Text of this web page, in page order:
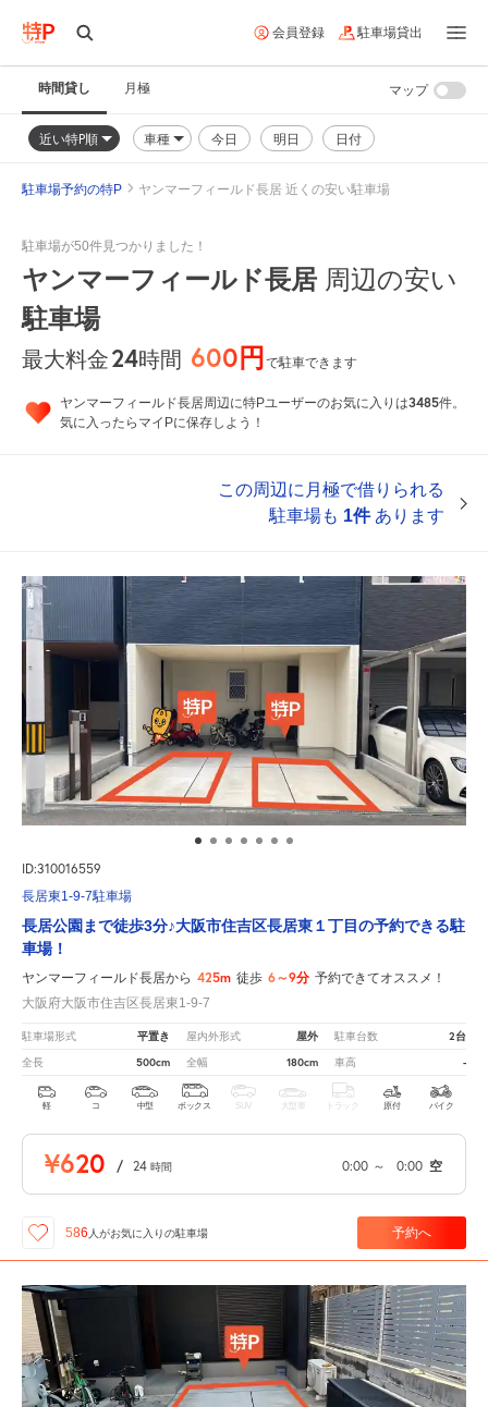
会員登録 駐車場貸出
時間貸し 月極
近い特P順 車種 今日 明日 日付
マップ
駐車場予約の特P ヤンマーフィールド長居 近くの安い駐車場
駐車場が50件見つかりました！
ヤンマーフィールド長居 周辺の安い
駐車場
最大料金24時間 600円で駐車できます
ヤンマーフィールド長居周辺に特Pユーザーのお気に入りは3485件。
気に入ったらマイPに保存しよう！
この周辺に月極で借りられる
駐車場も 1件あります
ID:310016559
長居東1-9-7駐車場
長居公園まで徒歩3分♪大阪市住吉区長居東１丁目の予約できる駐
車場！
ヤンマーフィールド長居から 425m 徒歩 6～9分 予約できてオススメ！
大阪府大阪市住吉区長居東1-9-7
駐車場形式 平置き 屋内外形式 屋外 駐車台数 2台
全長 500cm 全幅 180cm 車高 -
軽 コ 中型 ボックス SUV 大型車 トラック 原付 バイク
¥620 / 24 時間 0:00 ～ 0:00 空
586 人がお気に入りの駐車場 予約へ